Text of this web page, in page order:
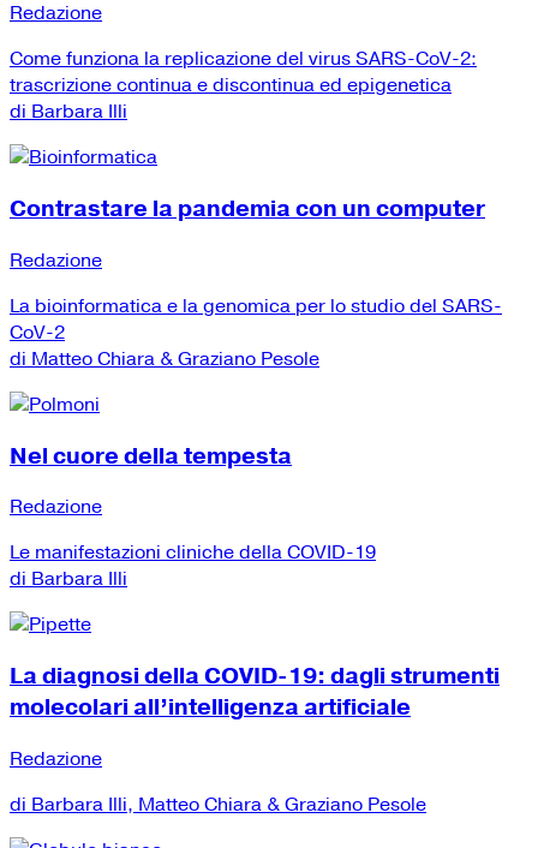
Redazione
Come funziona la replicazione del virus SARS-CoV-2:
trascrizione continua e discontinua ed epigenetica
di Barbara Illi
Contrastare la pandemia con un computer
Redazione
La bioinformatica e la genomica per lo studio del SARS-
CoV-2
di Matteo Chiara & Graziano Pesole
Nel cuore della tempesta
Redazione
Le manifestazioni cliniche della COVID-19
di Barbara Illi
La diagnosi della COVID-19: dagli strumenti
molecolari all’intelligenza artificiale
Redazione
di Barbara Illi, Matteo Chiara & Graziano Pesole